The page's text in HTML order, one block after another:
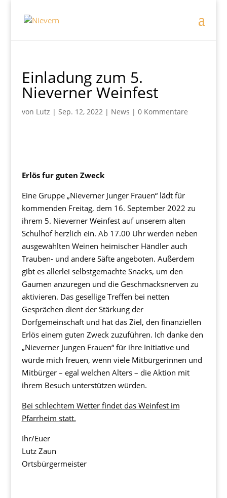
Einladung zum 5.
Nieverner Weinfest
von Lutz | Sep. 12, 2022| News | 0 Kommentare
Erlös fur guten Zweck
Eine Gruppe „Nieverner Junger Frauen“ lädt für
kommenden Freitag, dem 16. September 2022 zu
ihrem 5. Nieverner Weinfest auf unserem alten
Schulhof herzlich ein. Ab 17.00 Uhr werden neben
ausgewählten Weinen heimischer Händler auch
Trauben- und andere Säfte angeboten. Außerdem
gibt es allerlei selbstgemachte Snacks, um den
Gaumen anzuregen und die Geschmacksnerven zu
aktivieren. Das gesellige Treffen bei netten
Gesprächen dient der Stärkung der
Dorfgemeinschaft und hat das Ziel, den finanziellen
Erlös einem guten Zweck zuzuführen. Ich danke den
„Nieverner Jungen Frauen“ für ihre Initiative und
würde mich freuen, wenn viele Mitbürgerinnen und
Mitbürger – egal welchen Alters – die Aktion mit
ihrem Besuch unterstützen würden.
Bei schlechtem Wetter findet das Weinfest im
Pfarrheim statt.
Ihr/Euer
Lutz Zaun
Ortsbürgermeister